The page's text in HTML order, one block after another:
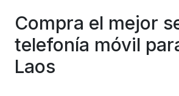
Compra el mejor
telefonía móvil
Laos